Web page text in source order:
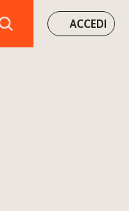
ACCEDI